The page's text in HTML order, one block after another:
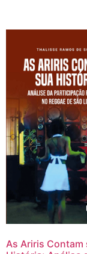
As Ariris Contam